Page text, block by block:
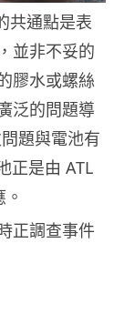
共通點是表
並非不妥的
膠水或螺絲
泛的問題導
題與電池有
正是由 ATL
正調查事件